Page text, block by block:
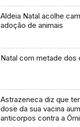
Aldeia Natal acolhe
adoção de animais
Natal com metade dos
Astrazeneca diz que
dose da sua vacina
anticorpos contra a